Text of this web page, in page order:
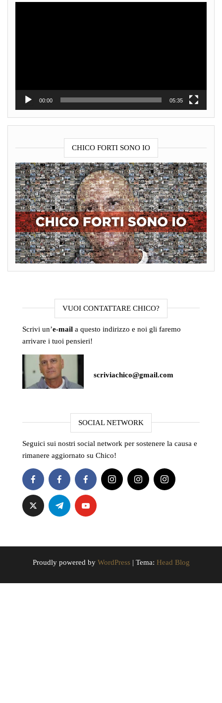
00:00 05:35
CHICO FORTI SONO IO
VUOI CONTATTARE CHICO?
Scrivi un’e-mail a questo indirizzo e noi gli faremo
arrivare i tuoi pensieri!
scriviachico@gmail.com
SOCIAL NETWORK
Seguici sui nostri social network per sostenere la causa e
rimanere aggiornato su Chico!
Proudly powered by WordPress | Tema: Head Blog